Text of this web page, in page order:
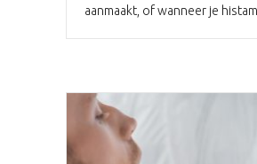
aanmaakt, of wanneer je